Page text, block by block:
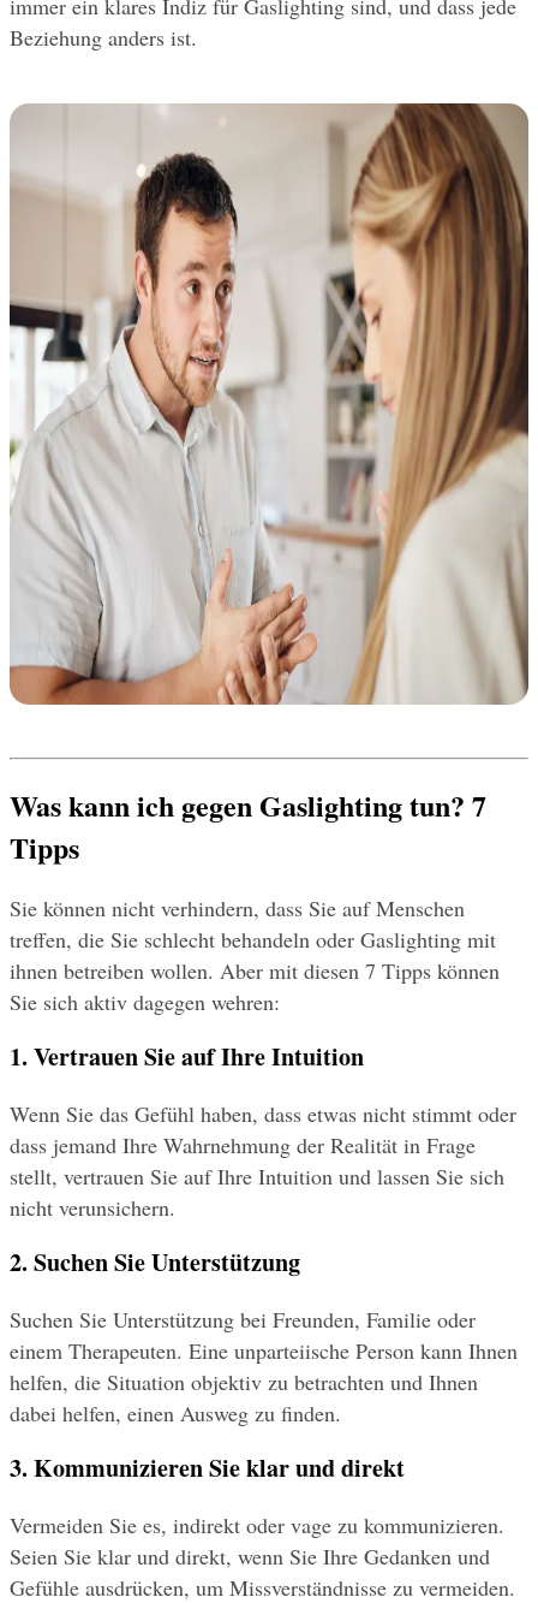
immer ein klares Indiz für Gaslighting sind, und dass jede
Beziehung anders ist.
Was kann ich gegen Gaslighting tun? 7
Tipps
Sie können nicht verhindern, dass Sie auf Menschen
treffen, die Sie schlecht behandeln oder Gaslighting mit
ihnen betreiben wollen. Aber mit diesen 7 Tipps können
Sie sich aktiv dagegen wehren:
1. Vertrauen Sie auf Ihre Intuition
Wenn Sie das Gefühl haben, dass etwas nicht stimmt oder
dass jemand Ihre Wahrnehmung der Realität in Frage
stellt, vertrauen Sie auf Ihre Intuition und lassen Sie sich
nicht verunsichern.
2. Suchen Sie Unterstützung
Suchen Sie Unterstützung bei Freunden, Familie oder
einem Therapeuten. Eine unparteiische Person kann Ihnen
helfen, die Situation objektiv zu betrachten und Ihnen
dabei helfen, einen Ausweg zu finden.
3. Kommunizieren Sie klar und direkt
Vermeiden Sie es, indirekt oder vage zu kommunizieren.
Seien Sie klar und direkt, wenn Sie Ihre Gedanken und
Gefühle ausdrücken, um Missverständnisse zu vermeiden.